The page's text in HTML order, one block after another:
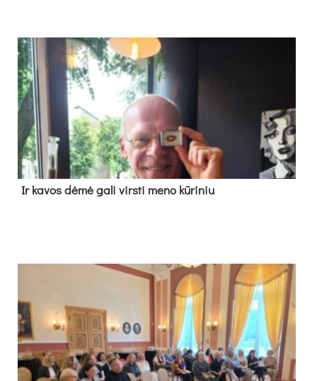
Ir ka­vos dė­mė ga­li virs­ti me­no kū­ri­niu